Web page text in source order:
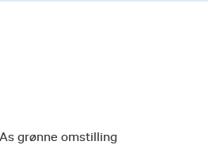
grønne omstilling